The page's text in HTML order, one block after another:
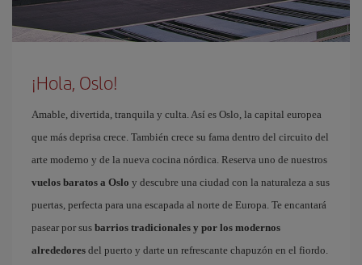
¡Hola, Oslo!
Amable, divertida, tranquila y culta. Así es Oslo, la capital europea
que más deprisa crece. También crece su fama dentro del circuito del
arte moderno y de la nueva cocina nórdica. Reserva uno de nuestros
vuelos baratos a Oslo y descubre una ciudad con la naturaleza a sus
puertas, perfecta para una escapada al norte de Europa. Te encantará
pasear por sus barrios tradicionales y por los modernos
alrededores del puerto y darte un refrescante chapuzón en el fiordo.